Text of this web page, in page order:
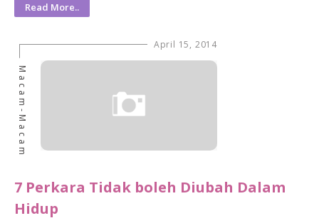
Read More..
April 15, 2014
Macam-Macam
7 Perkara Tidak boleh Diubah Dalam
Hidup